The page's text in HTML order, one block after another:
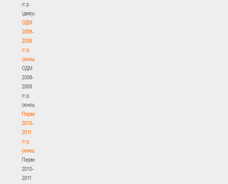
гг.р.
(девушки)
ОДМ
2008-
2009
гг.р.
(юноши)
ОДМ
2008-
2009
гг.р.
(юноши)
Первенство
2010-
2011
гг.р.
(юноши)
Первенство
2010-
2011